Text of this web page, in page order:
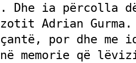
Dhe ia përcolla
zotit Adrian
por dhe me
që